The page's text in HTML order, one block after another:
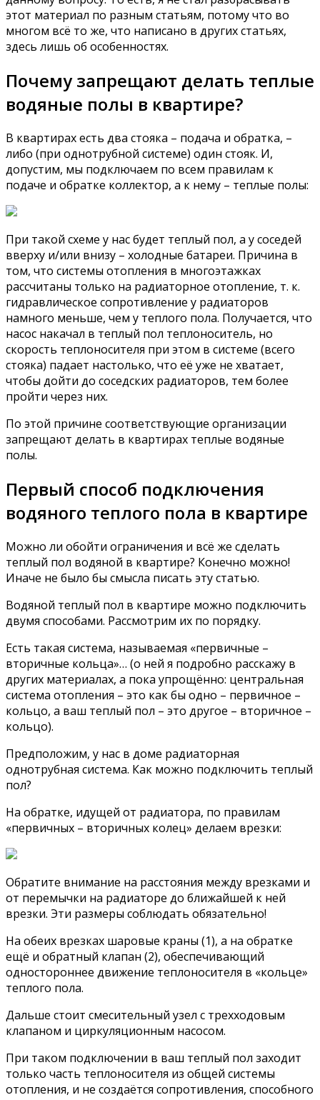
этот материал по разным статьям, потому что во
многом всё то же, что написано в других статьях,
здесь лишь об особенностях.
Почему запрещают делать теплые
водяные полы в квартире?
В квартирах есть два стояка – подача и обратка, –
либо (при однотрубной системе) один стояк. И,
допустим, мы подключаем по всем правилам к
подаче и обратке коллектор, а к нему – теплые полы:
При такой схеме у нас будет теплый пол, а у соседей
вверху и/или внизу – холодные батареи. Причина в
том, что системы отопления в многоэтажках
рассчитаны только на радиаторное отопление, т. к.
гидравлическое сопротивление у радиаторов
намного меньше, чем у теплого пола. Получается, что
насос накачал в теплый пол теплоноситель, но
скорость теплоносителя при этом в системе (всего
стояка) падает настолько, что её уже не хватает,
чтобы дойти до соседских радиаторов, тем более
пройти через них.
По этой причине соответствующие организации
запрещают делать в квартирах теплые водяные
полы.
Первый способ подключения
водяного теплого пола в квартире
Можно ли обойти ограничения и всё же сделать
теплый пол водяной в квартире? Конечно можно!
Иначе не было бы смысла писать эту статью.
Водяной теплый пол в квартире можно подключить
двумя способами. Рассмотрим их по порядку.
Есть такая система, называемая «первичные –
вторичные кольца»… (о ней я подробно расскажу в
других материалах, а пока упрощённо: центральная
система отопления – это как бы одно – первичное –
кольцо, а ваш теплый пол – это другое – вторичное –
кольцо).
Предположим, у нас в доме радиаторная
однотрубная система. Как можно подключить теплый
пол?
На обратке, идущей от радиатора, по правилам
«первичных – вторичных колец» делаем врезки:
Обратите внимание на расстояния между врезками и
от перемычки на радиаторе до ближайшей к ней
врезки. Эти размеры соблюдать обязательно!
На обеих врезках шаровые краны (1), а на обратке
ещё и обратный клапан (2), обеспечивающий
одностороннее движение теплоносителя в «кольце»
теплого пола.
Дальше стоит смесительный узел с трехходовым
клапаном и циркуляционным насосом.
При таком подключении в ваш теплый пол заходит
только часть теплоносителя из общей системы
отопления, и не создаётся сопротивления, способного